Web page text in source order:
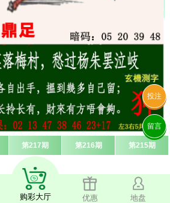
第217期 第216期 第215期
购彩大厅 优惠 地盘
投注
留言